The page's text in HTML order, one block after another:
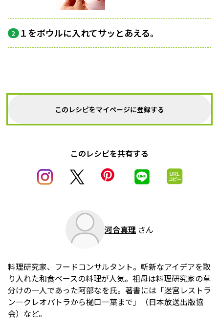
2 １をボウルに入れてサッとあえる。
このレシピをマイページに登録する
このレシピを共有する
河合真理 さん
料理研究家、フードコンサルタント。斬新なアイデアを取
り入れた和食ベースの料理が人気。祖母は料理研究家の草
分けの一人であった阿部なを氏。著書には「迷宮レストラ
ン―クレオパトラから樋口一葉まで」（日本放送出版協
会）など。